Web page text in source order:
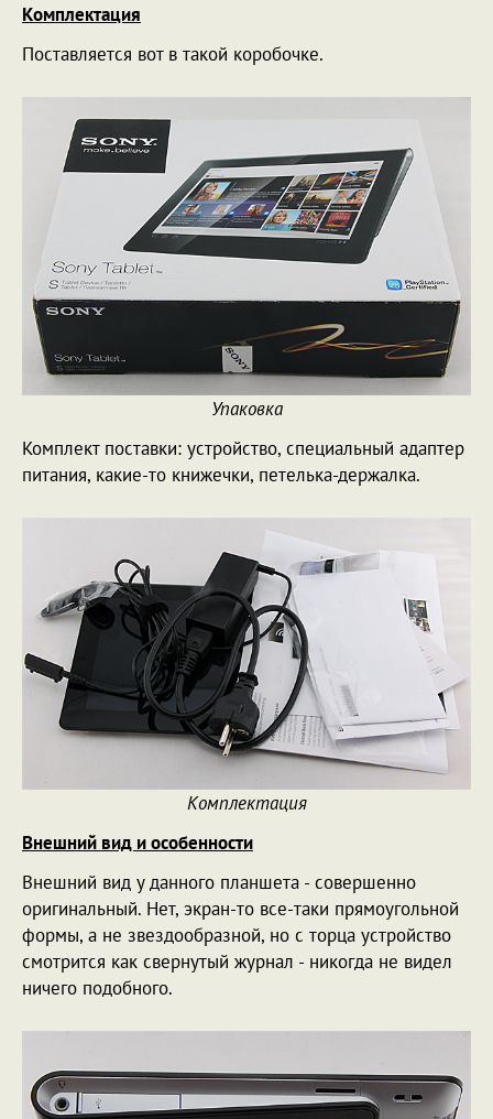
Комплектация
Поставляется вот в такой коробочке.
Упаковка
Комплект поставки: устройство, специальный адаптер
питания, какие-то книжечки, петелька-держалка.
Комплектация
Внешний вид и особенности
Внешний вид у данного планшета - совершенно
оригинальный. Нет, экран-то все-таки прямоугольной
формы, а не звездообразной, но с торца устройство
смотрится как свернутый журнал - никогда не видел
ничего подобного.